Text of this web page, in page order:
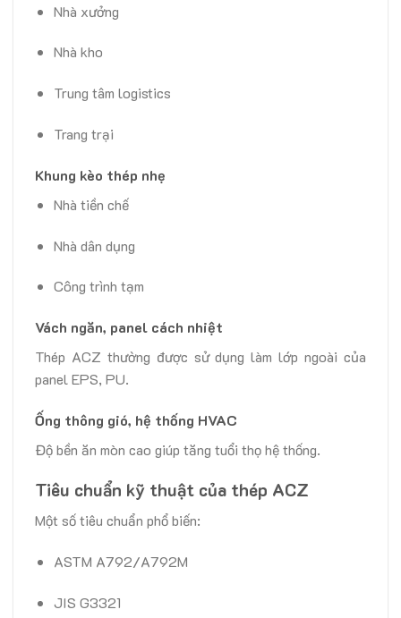
Nhà xưởng
Nhà kho
Trung tâm logistics
Trang trại
Khung kèo thép nhẹ
Nhà tiền chế
Nhà dân dụng
Công trình tạm
Vách ngăn, panel cách nhiệt
Thép ACZ thường được sử dụng làm lớp ngoài của
panel EPS, PU.
Ống thông gió, hệ thống HVAC
Độ bền ăn mòn cao giúp tăng tuổi thọ hệ thống.
Tiêu chuẩn kỹ thuật của thép ACZ
Một số tiêu chuẩn phổ biến:
ASTM A792/A792M
JIS G3321